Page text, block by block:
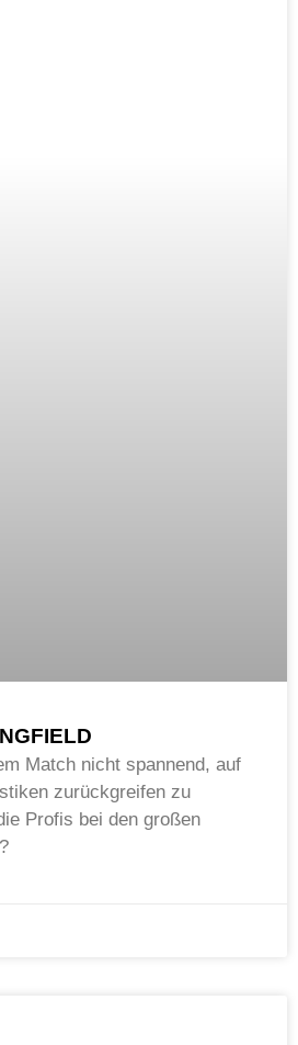
Match nicht spannend, auf
zurückgreifen zu
Profis bei den großen